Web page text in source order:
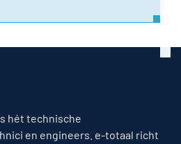
hét technische
en engineers. e-totaal richt